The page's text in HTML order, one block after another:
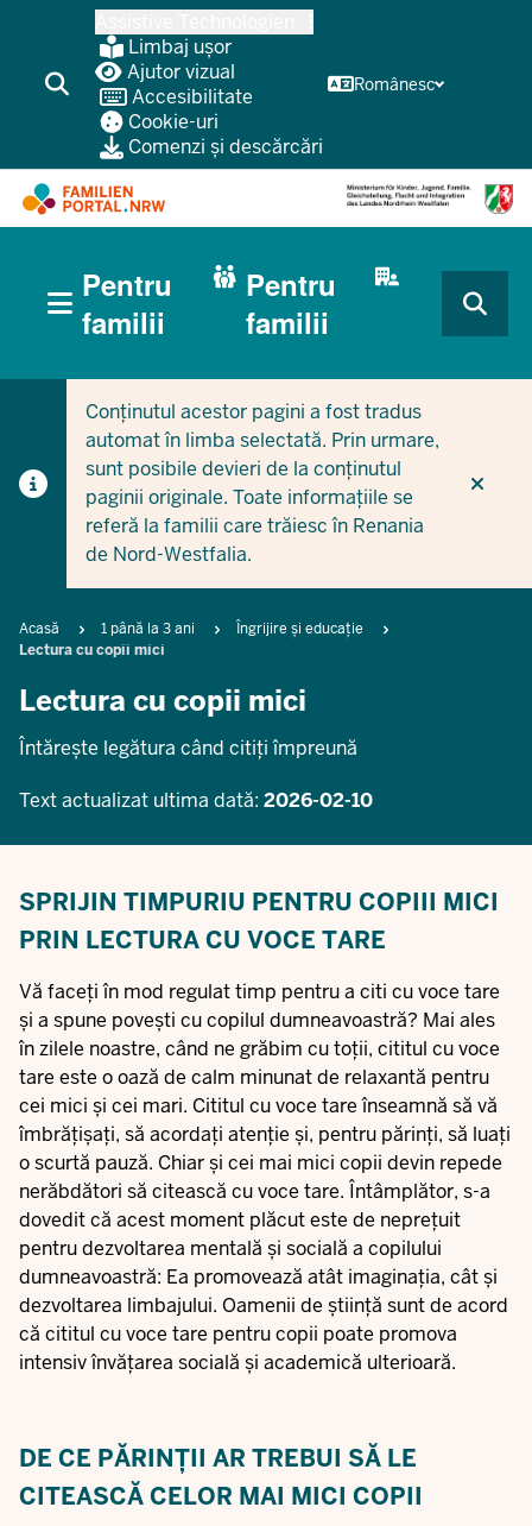
conținutul
principal
Limbaj ușor
Ajutor vizual
Accesibilitate
Cookie-uri
Comenzi și descărcări
Românesc
CURRENT SECTION PENTRU FAMILII
CURRENT SECTION PENTRU ÎNTREPRINDERI/
(BÜRGERBEREICH
MOBILE)
Pentru
familii
Pentru
familii
Conținutul acestor pagini a fost tradus
automat în limba selectată. Prin urmare,
sunt posibile devieri de la conținutul
paginii originale. Toate informațiile se
referă la familii care trăiesc în Renania
de Nord-Westfalia.
Breadcrumb
Acasă 1 până la 3 ani
Îngrijire și educație
Lectura cu copii mici
Lectura cu copii mici
Întărește legătura când citiți împreună
Text actualizat ultima dată: 2026-02-10
SPRIJIN TIMPURIU PENTRU COPIII MICI
PRIN LECTURA CU VOCE TARE
Vă faceți în mod regulat timp pentru a citi cu voce tare
și a spune povești cu copilul dumneavoastră? Mai ales
în zilele noastre, când ne grăbim cu toții, cititul cu voce
tare este o oază de calm minunat de relaxantă pentru
cei mici și cei mari. Cititul cu voce tare înseamnă să vă
îmbrățișați, să acordați atenție și, pentru părinți, să luați
o scurtă pauză. Chiar și cei mai mici copii devin repede
nerăbdători să citească cu voce tare. Întâmplător, s-a
dovedit că acest moment plăcut este de neprețuit
pentru dezvoltarea mentală și socială a copilului
dumneavoastră: Ea promovează atât imaginația, cât și
dezvoltarea limbajului. Oamenii de știință sunt de acord
că cititul cu voce tare pentru copii poate promova
intensiv învățarea socială și academică ulterioară.
DE CE PĂRINȚII AR TREBUI SĂ LE
CITEASCĂ CELOR MAI MICI COPII